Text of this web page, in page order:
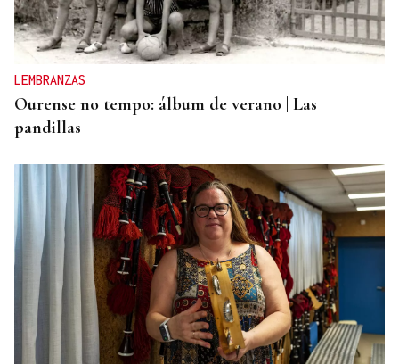
LEMBRANZAS
Ourense no tempo: álbum de verano | Las
pandillas